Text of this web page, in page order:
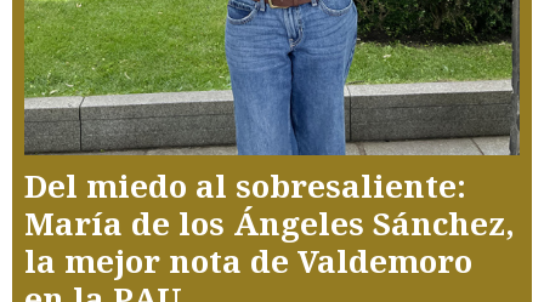
Del miedo al sobresaliente:
María de los Ángeles Sánchez,
la mejor nota de Valdemoro